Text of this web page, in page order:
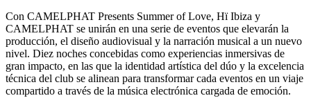
Con CAMELPHAT Presents Summer of Love, Hï Ibiza y
CAMELPHAT se unirán en una serie de eventos que elevarán la
producción, el diseño audiovisual y la narración musical a un nuevo
nivel. Diez noches concebidas como experiencias inmersivas de
gran impacto, en las que la identidad artística del dúo y la excelencia
técnica del club se alinean para transformar cada eventos en un viaje
compartido a través de la música electrónica cargada de emoción.